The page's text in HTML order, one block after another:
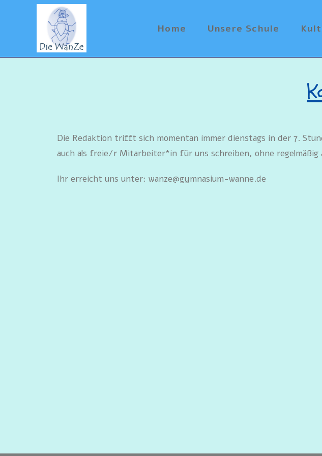
Home Unsere Schule
Die Redaktion trifft sich momentan immer dienstags in der 7.
auch als freie/r Mitarbeiter*in für uns schreiben, ohne regelmäßig
Ihr erreicht uns unter: wanze@gymnasium-wanne.de